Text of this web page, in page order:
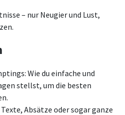
– nur Neugier und Lust,
Wie du einfache und
stellst, um die besten
Absätze oder sogar ganze